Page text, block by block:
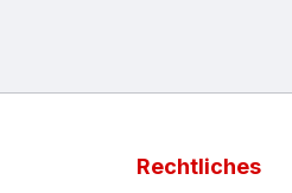
Rechtliches